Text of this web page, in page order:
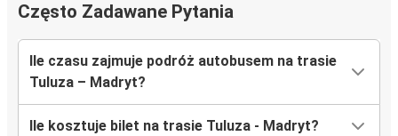
Często Zadawane Pytania
Ile czasu zajmuje podróż autobusem na trasie
Tuluza – Madryt?
Ile kosztuje bilet na trasie Tuluza - Madryt?